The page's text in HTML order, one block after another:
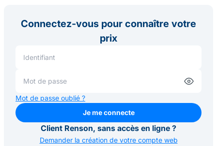
Connectez-vous pour connaître votre
prix
Mot de passe oublié ?
Je me connecte
Je me connecte
Client Renson, sans accès en ligne ?
Demander la création de votre compte web